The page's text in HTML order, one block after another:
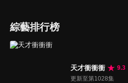
綜藝排行榜
天才衝衝衝
9.3
更新至第1028集